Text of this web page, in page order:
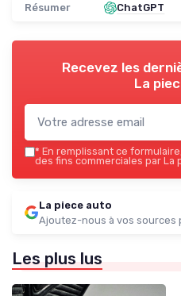
Résumer ChatGPT
Recevez les
La
* En remplissant ce
des fins commerciales par
La piece auto
Ajoutez-nous à vos sources
Les plus lus